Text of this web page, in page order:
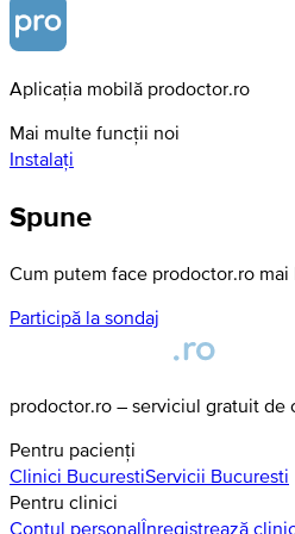
Aplicația mobilă prodoctor.ro
Mai multe funcții noi
Instalați
Spune
Cum putem face prodoctor.ro
Participă la sondaj
prodoctor.ro – serviciul gratuit de
Pentru pacienți
Clinici BucurestiServicii Bucuresti
Pentru clinici
Contul personalÎnregistrează